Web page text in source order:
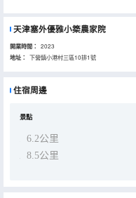
天津塞外優雅小築農家院
開業時間： 2023
地址： 下營鎮小港村三區10排1號
住宿周邊
景點
6.2公里
8.5公里